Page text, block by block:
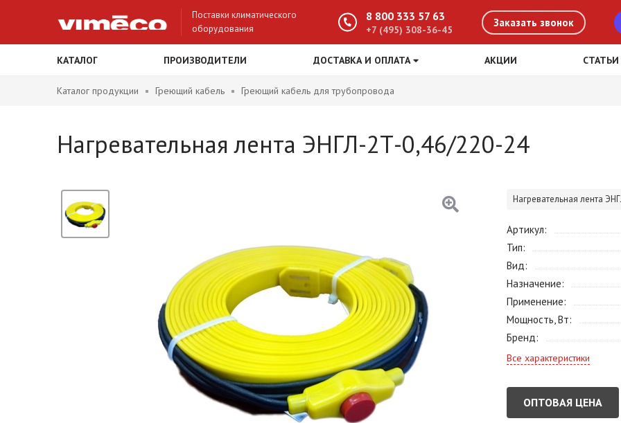
Поставки климатического
оборудования
8 800 333 57 63
+7 (495) 308-36-45
Заказать звонок
КАТАЛОГ ПРОИЗВОДИТЕЛИ ДОСТАВКА И ОПЛАТА АКЦИИ СТАТЬИ
Каталог продукции Греющий кабель Греющий кабель для трубопровода
Нагревательная лента ЭНГЛ-2Т-0,46/220-24
Нагревательная лента
Артикул
Тип
Вид
Назначение
Применение
Мощность, Вт
Бренд
Все характеристики
ОПТОВАЯ ЦЕНА